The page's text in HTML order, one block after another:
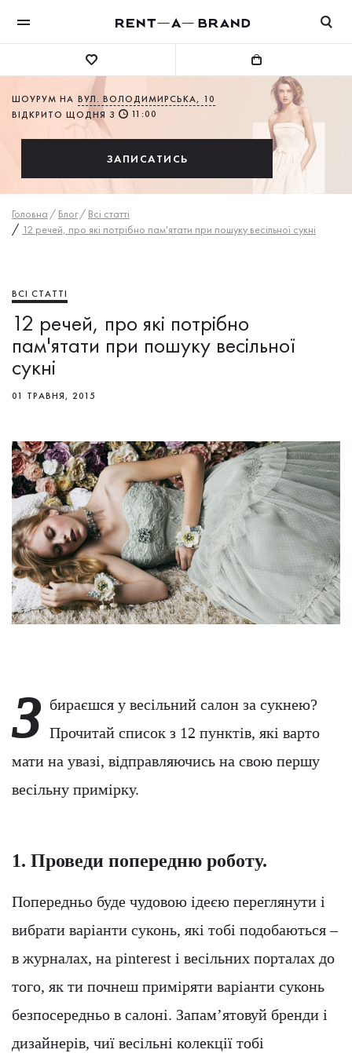
ШОУРУМ НА ВУЛ. ВОЛОДИМИРСЬКА, 10
ВІДКРИТО ЩОДНЯ З
11:00
ЗАПИСАТИСЬ
Головна / Блог/ Всі статті
/ 12 речей, про які потрібно пам'ятати при пошуку весільної сукні
ВСІ СТАТТІ
12 речей, про які потрібно
пам'ятати при пошуку весільної
сукні
01 ТРАВНЯ, 2015
З бираєшся у весільний салон за сукнею?
Прочитай список з 12 пунктів, які варто
мати на увазі, відправляючись на свою першу
весільну примірку.
1. Проведи попередню роботу.
Попередньо буде чудовою ідеєю переглянути і
вибрати варіанти суконь, які тобі подобаються –
в журналах, на pinterest і весільних порталах до
того, як ти почнеш приміряти варіанти суконь
безпосередньо в салоні. Запам’ятовуй бренди і
дизайнерів, чиї весільні колекції тобі